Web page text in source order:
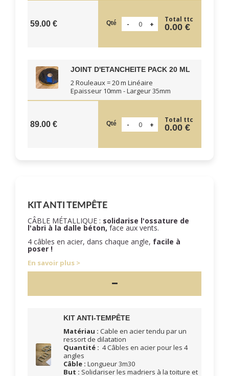
59.00 € Qté Total ttc
0.00 €
JOINT D'ETANCHEITE PACK 20 ML
2 Rouleaux = 20 m Linéaire
Epaisseur 10mm - Largeur 35mm
89.00 € Qté Total ttc
0.00 €
KIT ANTI TEMPÊTE
CÂBLE MÉTALLIQUE : solidarise l'ossature de
l'abri à la dalle béton, face aux vents.
4 câbles en acier, dans chaque angle, facile à
poser !
En savoir plus
KIT ANTI-TEMPÊTE
Matériau : Cable en acier tendu par un
ressort de dilatation
Quantité : 4 Câbles en acier pour les 4
angles
Câble : Longueur 3m30
But : Solidariser les madriers à la toiture et